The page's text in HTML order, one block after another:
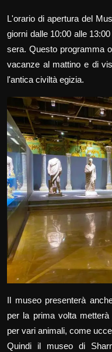
L'orario di apertura del
giorni dalle 10:00 alle
sera. Questo programma
vacanze al mattino e di
l'antica civiltà egizia.
Il museo presenterà
per la prima volta
per vari animali, come
Quindi il museo di